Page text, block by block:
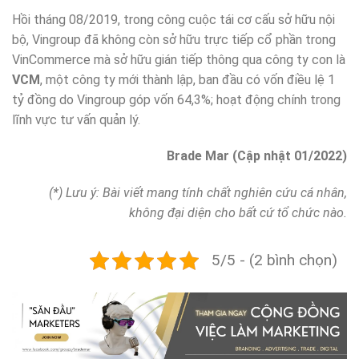
Hồi tháng 08/2019, trong công cuộc tái cơ cấu sở hữu nội
bộ, Vingroup đã không còn sở hữu trực tiếp cổ phần trong
VinCommerce mà sở hữu gián tiếp thông qua công ty con là
VCM, một công ty mới thành lập, ban đầu có vốn điều lệ 1
tỷ đồng do Vingroup góp vốn 64,3%; hoạt động chính trong
lĩnh vực tư vấn quản lý.
Brade Mar (Cập nhật 01/2022)
(*) Lưu ý: Bài viết mang tính chất nghiên cứu cá nhân,
không đại diện cho bất cứ tổ chức nào.
5/5 - (2 bình chọn)